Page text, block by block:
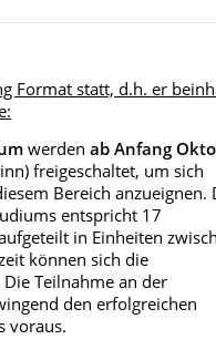
Format statt, d.h. er
werdenab Anfang
freigeschaltet, um sich
Bereich anzueignen.
entspricht 17
in Einheiten
können sich die
Teilnahme an der
den erfolgreichen
voraus.